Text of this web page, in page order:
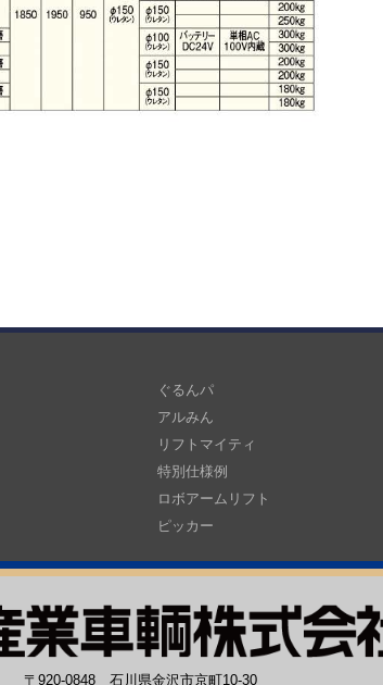
ぐるんパ
アルみん
リフトマイティ
特別仕様例
ロボアームリフト
ピッカー
〒920-0848 石川県金沢市京町10-30